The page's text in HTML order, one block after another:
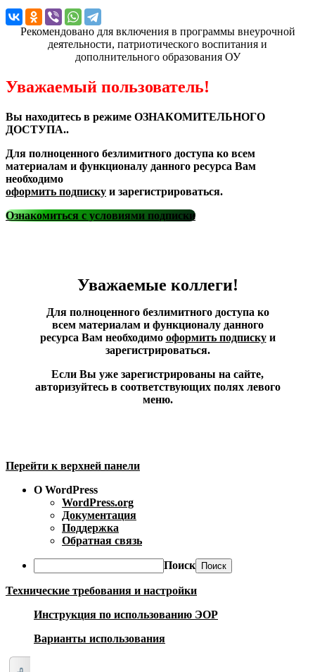
Рекомендовано для включения в программы внеурочной
деятельности, патриотического воспитания и
дополнительного образования ОУ
Уважаемый пользователь!
Вы находитесь в режиме ОЗНАКОМИТЕЛЬНОГО
ДОСТУПА..
Для полноценного безлимитного доступа ко всем
материалам и функционалу данного ресурса Вам
необходимо
оформить подписку и зарегистрироваться.
Ознакомиться с условиями подписки
Уважаемые коллеги!
Для полноценного безлимитного доступа ко
всем материалам и функционалу данного
ресурса Вам необходимо оформить подпискуи
зарегистрироваться.
Если Вы уже зарегистрированы на сайте,
авторизуйтесь в соответствующих полях левого
меню.
Перейти к верхней панели
О WordPress
WordPress.org
Документация
Поддержка
Обратная связь
Поиск
Технические требования и настройки
Инструкция по использованию ЭОР
Варианты использования